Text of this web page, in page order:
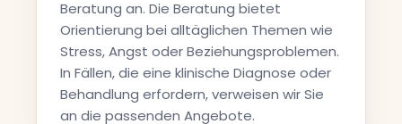
Beratung an. Die Beratung bietet
Orientierung bei alltäglichen Themen wie
Stress, Angst oder Beziehungsproblemen.
In Fällen, die eine klinische Diagnose oder
Behandlung erfordern, verweisen wir Sie
an die passenden Angebote.